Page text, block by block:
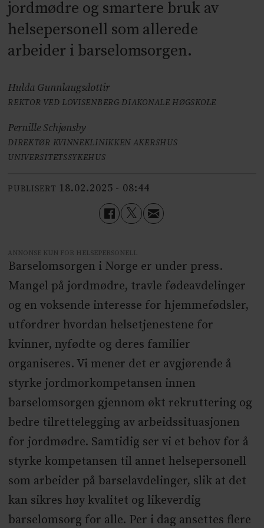
jordmødre og smartere bruk av
helsepersonell som allerede
arbeider i barselomsorgen.
Hulda Gunnlaugsdottir
REKTOR VED LOVISENBERG DIAKONALE HØGSKOLE
Pernille Schjønsby
DIREKTØR KVINNEKLINIKKEN AKERSHUS
UNIVERSITETSSYKEHUS
PUBLISERT 18.02.2025 - 08:44
ANNONSE KUN FOR HELSEPERSONELL
Barselomsorgen i Norge er under press.
Mangel på jordmødre, travle fødeavdelinger
og en voksende interesse for hjemmefødsler,
utfordrer hvordan helsetjenestene for
kvinner, nyfødte og deres familier
organiseres. Vi mener det er avgjørende å
styrke jordmorkompetansen innen
barselomsorgen gjennom økt rekruttering og
bedre tilrettelegging av arbeidssituasjonen
for jordmødre. Samtidig ser vi et behov for å
styrke kompetansen til annet helsepersonell
som arbeider på barselavdelinger, slik at det
kan sikres høy kvalitet og likeverdig
barselomsorg for alle. Per i dag ansettes flere